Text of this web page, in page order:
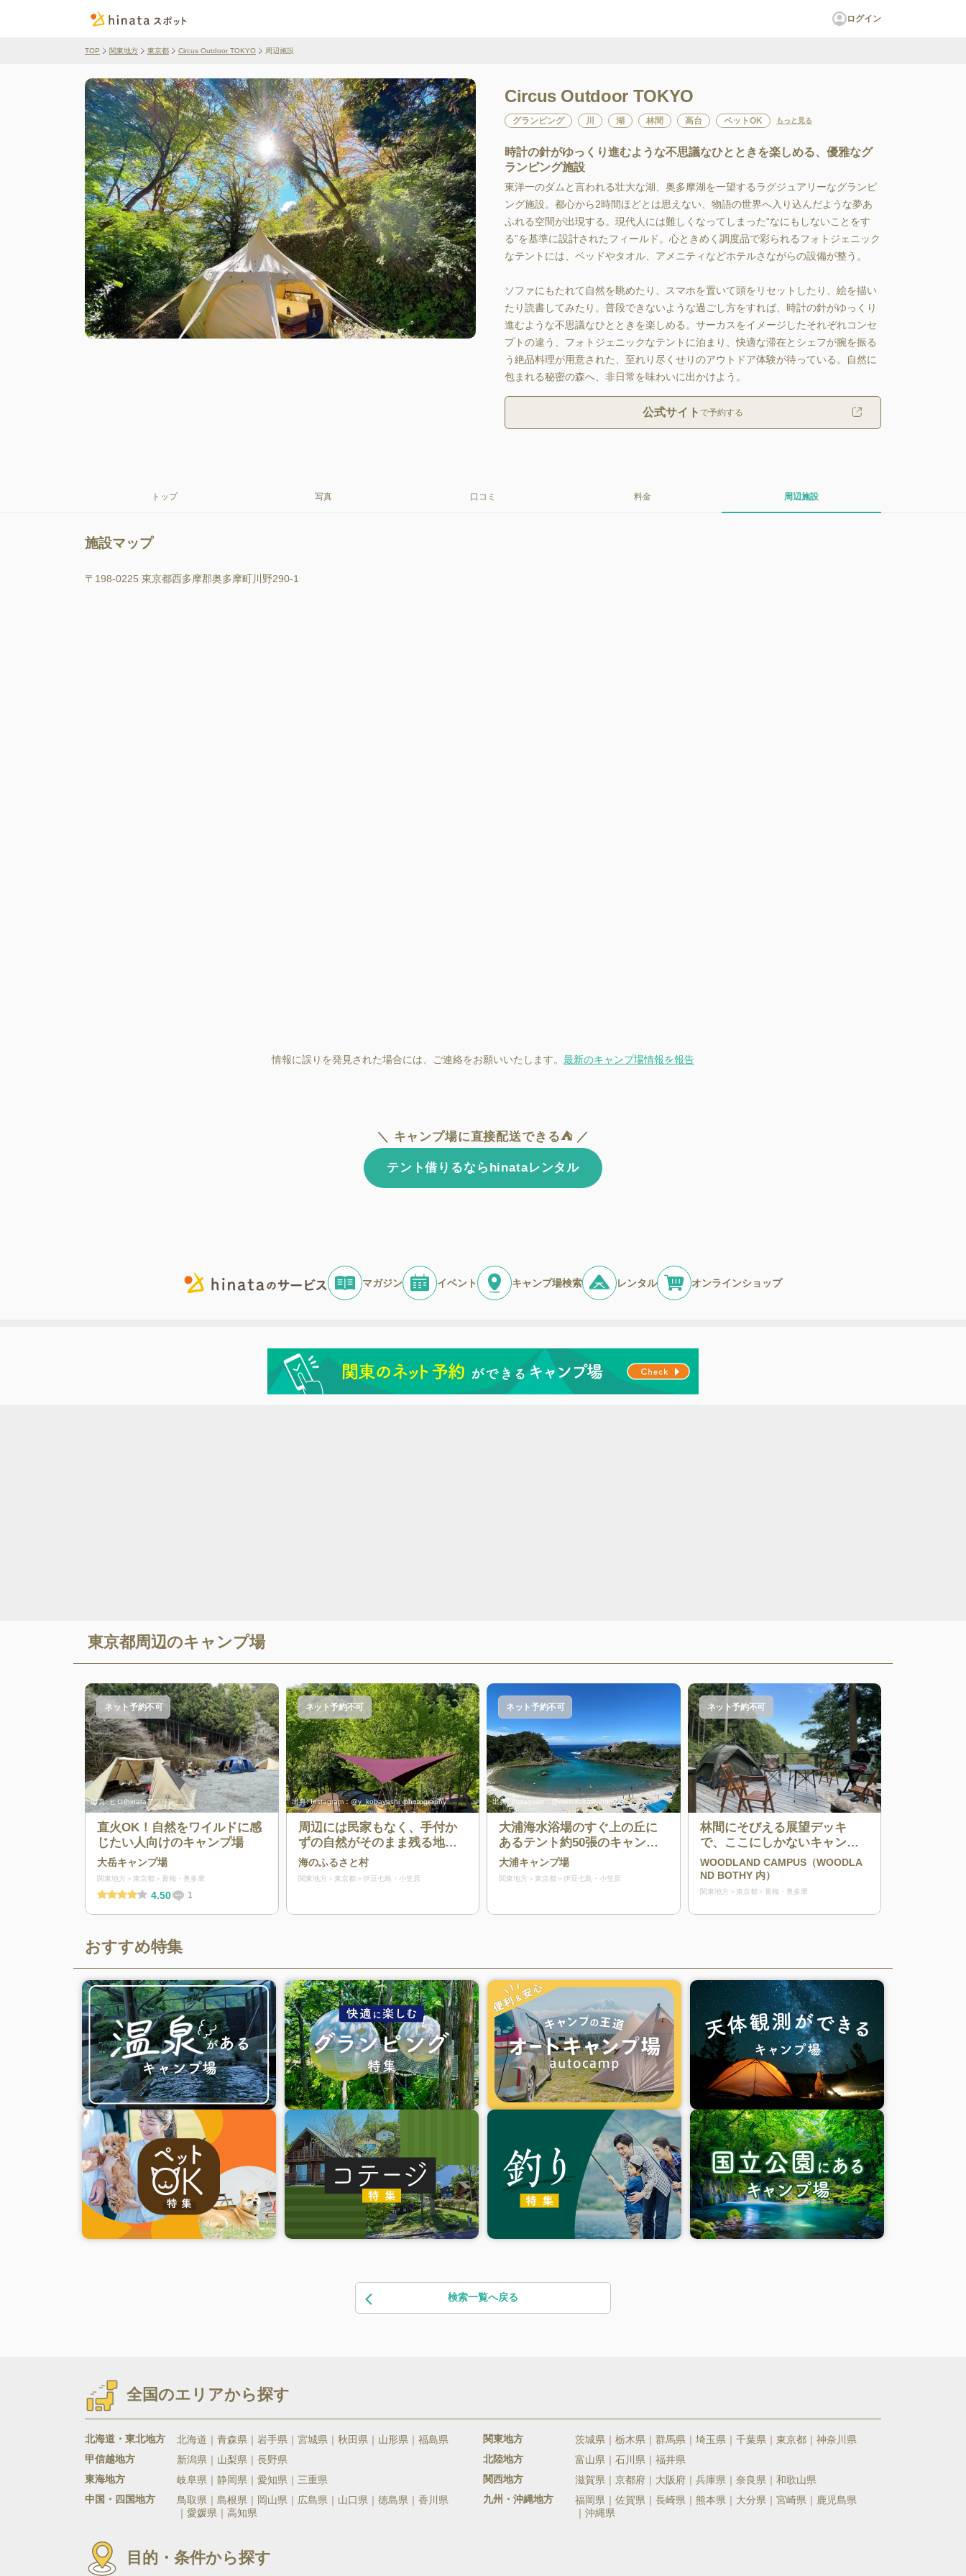
ログイン
TOP 関東地方 東京都 Circus Outdoor TOKYO 周辺施設
Circus Outdoor TOKYO
グランピング 川 湖 林間 高台 ペットOK もっと見る
時計の針がゆっくり進むような不思議なひとときを楽しめる、優雅なグ
ランピング施設
東洋一のダムと言われる壮大な湖、奥多摩湖を一望するラグジュアリーなグランピ
ング施設。都心から2時間ほどとは思えない、物語の世界へ入り込んだような夢あ
ふれる空間が出現する。現代人には難しくなってしまった“なにもしないことをす
る”を基準に設計されたフィールド。心ときめく調度品で彩られるフォトジェニック
なテントには、ベッドやタオル、アメニティなどホテルさながらの設備が整う。
ソファにもたれて自然を眺めたり、スマホを置いて頭をリセットしたり、絵を描い
たり読書してみたり。普段できないような過ごし方をすれば、時計の針がゆっくり
進むような不思議なひとときを楽しめる。サーカスをイメージしたそれぞれコンセ
プトの違う、フォトジェニックなテントに泊まり、快適な滞在とシェフが腕を振る
う絶品料理が用意された、至れり尽くせりのアウトドア体験が待っている。自然に
包まれる秘密の森へ、非日常を味わいに出かけよう。
公式サイト で予約する
トップ 写真 口コミ 料金 周辺施設
施設マップ
〒198-0225 東京都西多摩郡奥多摩町川野290-1
情報に誤りを発見された場合には、ご連絡をお願いいたします。 最新のキャンプ場情報を報告
＼ キャンプ場に直接配送できる⛺ ／
テント借りるならhinataレンタル
マガジン イベント キャンプ場検索 レンタル オンラインショップ
東京都周辺のキャンプ場
出典:ヒロ(hinataアプリ)
ネット予約不可
直火OK！自然をワイルドに感
じたい人向けのキャンプ場
大岳キャンプ場
関東地方 東京都 青梅・奥多摩
4.50 1
出典:Instagram：@y_kobayashi_photography
ネット予約不可
周辺には民家もなく、手付か
ずの自然がそのまま残る地域
にあるキャンプ場
海のふるさと村
関東地方 東京都 伊豆七島・小笠原
出典: Instagram：@motokokawano424
ネット予約不可
大浦海水浴場のすぐ上の丘に
あるテント約50張のキャンプ
場
大浦キャンプ場
関東地方 東京都 伊豆七島・小笠原
ネット予約不可
林間にそびえる展望デッキ
で、ここにしかないキャンプ
体験を。
WOODLAND CAMPUS（WOODLA
ND BOTHY 内）
関東地方 東京都 青梅・奥多摩
おすすめ特集
検索一覧へ戻る
全国のエリアから探す
北海道・東北地方 北海道 青森県 岩手県 宮城県 秋田県 山形県 福島県 関東地方 茨城県 栃木県 群馬県 埼玉県 千葉県 東京都
神奈川県
甲信越地方
新潟県 山梨県 長野県 北陸地方 富山県 石川県
福井県
東海地方
岐阜県 静岡県 愛知県 三重県 関西地方 滋賀県 京都府 大阪府 兵庫県 奈良県
和歌山県
中国・四国地方
鳥取県 島根県 岡山県 広島県 山口県 徳島県
香川県
愛媛県
高知県
九州・沖縄地方 福岡県 佐賀県 長崎県 熊本県 大分県 宮崎県
鹿児島県
沖縄県
目的・条件から探す